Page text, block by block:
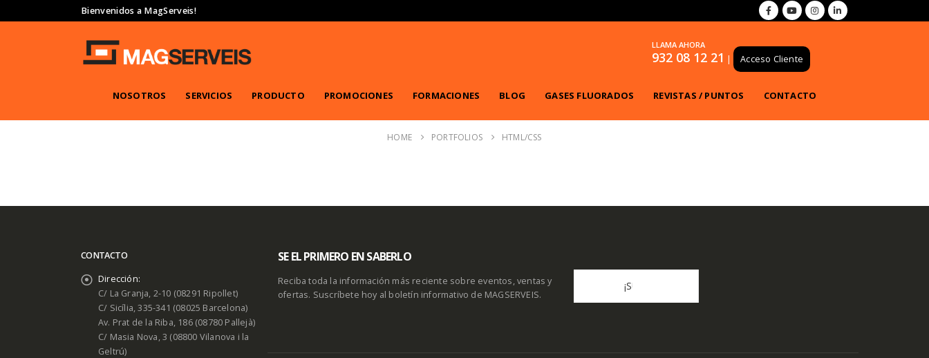
Bienvenidos a MagServeis!
LLAMA AHORA
932 08 12 21 | Acceso Cliente
NOSOTROS SERVICIOS PRODUCTO PROMOCIONES FORMACIONES BLOG GASES FLUORADOS REVISTAS / PUNTOS CONTACTO
HOME PORTFOLIOS HTML/CSS
CONTACTO
Dirección:
C/ La Granja, 2-10 (08291 Ripollet)
C/ Sicília, 335-341 (08025 Barcelona)
Av. Prat de la Riba, 186 (08780 Pallejà)
C/ Masia Nova, 3 (08800 Vilanova i la
Geltrú)
SE EL PRIMERO EN SABERLO
Reciba toda la información más reciente sobre eventos, ventas y
ofertas. Suscríbete hoy al boletín informativo de MAGSERVEIS.